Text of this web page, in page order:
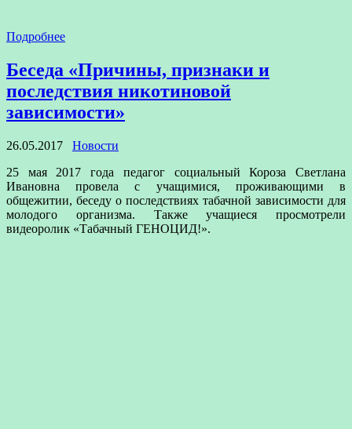
Подробнее
Беседа «Причины, признаки и
последствия никотиновой
зависимости»
26.05.2017
Новости
25 мая 2017 года педагог социальный Короза Светлана
Ивановна провела с учащимися, проживающими в
общежитии, беседу о последствиях табачной зависимости для
молодого организма. Также учащиеся просмотрели
видеоролик «Табачный ГЕНОЦИД!».